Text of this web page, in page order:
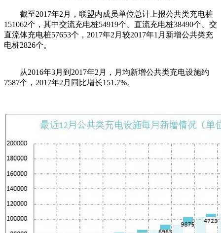
截至2017年2月，联盟内成员单位总计上报公共类充电桩
151062个，其中交流充电桩54919个、直流充电桩38490个、交
直流体充电桩57653个，2017年2月较2017年1月新增公共类充
电桩2826个。
从2016年3月到2017年2月，月均新增公共类充电设施约
7587个，2017年2月同比增长151.7%。